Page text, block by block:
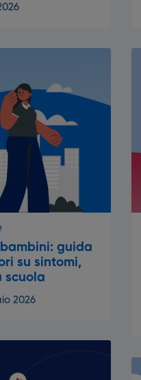
guida
su sintomi,
scuola
2026